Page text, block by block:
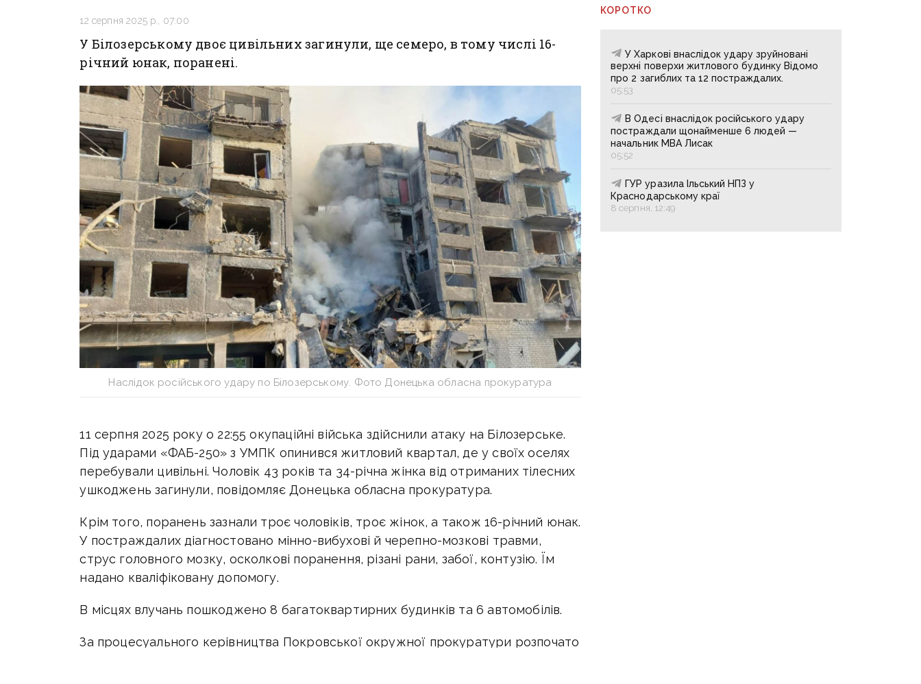
12 серпня 2025 р., 07:00
У Білозерському двоє цивільних загинули, ще семеро, в тому числі 16-
річний юнак, поранені.
Наслідок російського удару по Білозерському. Фото Донецька обласна прокуратура
11 серпня 2025 року о 22:55 окупаційні війська здійснили атаку на Білозерське.
Під ударами «ФАБ-250» з УМПК опинився житловий квартал, де у своїх оселях
перебували цивільні. Чоловік 43 років та 34-річна жінка від отриманих тілесних
ушкоджень загинули, повідомляє Донецька обласна прокуратура.
Крім того, поранень зазнали троє чоловіків, троє жінок, а також 16-річний юнак.
У постраждалих діагностовано мінно-вибухові й черепно-мозкові травми,
струс головного мозку, осколкові поранення, різані рани, забої, контузію. Їм
надано кваліфіковану допомогу.
В місцях влучань пошкоджено 8 багатоквартирних будинків та 6 автомобілів.
За процесуального керівництва Покровської окружної прокуратури розпочато
КОРОТКО
У Харкові внаслідок удару зруйновані
верхні поверхи житлового будинку Відомо
про 2 загиблих та 12 постраждалих.
05:53
В Одесі внаслідок російського удару
постраждали щонайменше 6 людей —
начальник МВА Лисак
05:52
ГУР уразила Ільський НПЗ у
Краснодарському краї
8 серпня, 12:49